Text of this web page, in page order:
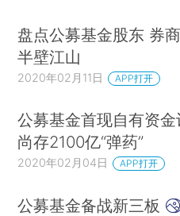
盘点公募基金股东 券
半壁江山
2020年02月11日 APP打开
公募基金首现自有资金
尚存2100亿“弹药”
2020年02月04日 APP打开
公募基金备战新三板